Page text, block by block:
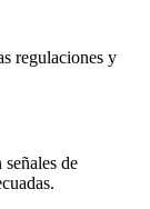
regulaciones y
de